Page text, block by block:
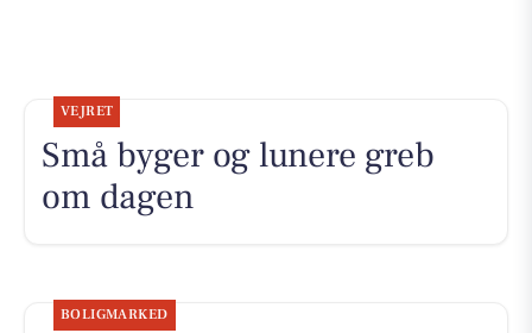
VEJRET
Små byger og lunere greb
om dagen
BOLIGMARKED